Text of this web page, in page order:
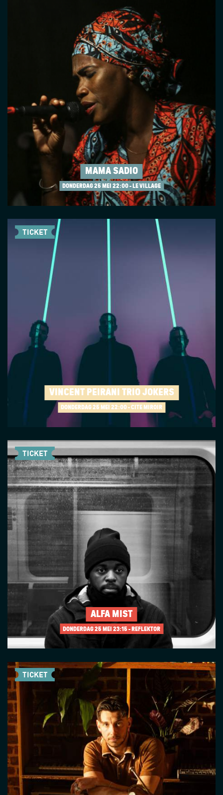
MAMA SADIO
DONDERDAG 25 MEI 22:00 - LE VILLAGE
VINCENT PEIRANI TRIO JOKERS
DONDERDAG 25 MEI 22:00 - CITÉ MIROIR
TICKET
ALFA MIST
DONDERDAG 25 MEI 23:15 - REFLEKTOR
TICKET
TICKET